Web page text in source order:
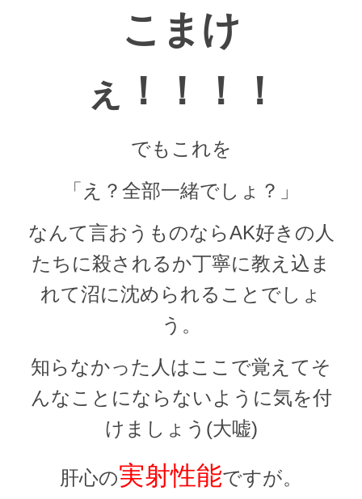
こまけ
ぇ！！！！
でもこれを
「え？全部一緒でしょ？」
なんて言おうものならAK好きの人
たちに殺されるか丁寧に教え込ま
れて沼に沈められることでしょ
う。
知らなかった人はここで覚えてそ
んなことにならないように気を付
けましょう(大嘘)
肝心の実射性能ですが。